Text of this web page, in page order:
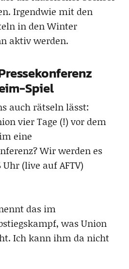
Irgendwie mit den
in den Winter
aktiv werden.
Spiel
auch rätseln lässt:
vier Tage (!) vor dem
eine
Wir werden es
(live auf AFTV)
das im
was Union
Ich kann ihm da nicht